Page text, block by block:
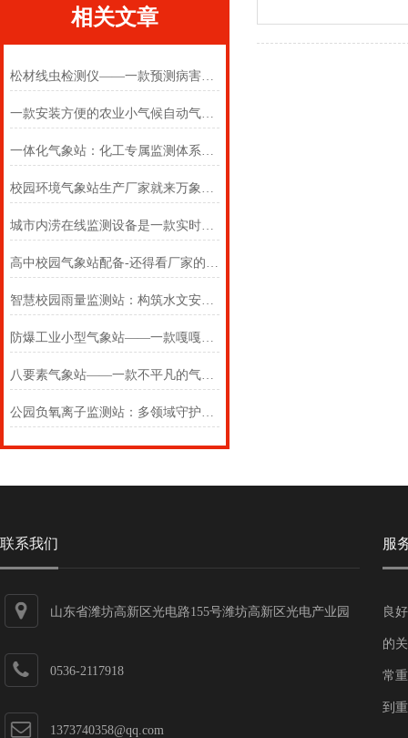
相关文章
松材线虫检测仪——一款预测病害的松材线虫病检测仪2024(万象推送)
一款安装方便的农业小气候自动气象监测系统#2023已更新
一体化气象站：化工专属监测体系，筑牢化工厂安全气象防线
校园环境气象站生产厂家就来万象环境，校园科普气象站方案很周全
城市内涝在线监测设备是一款实时监测的城市内涝监测预警系统
高中校园气象站配备-还得看厂家的建立校园气象站实施方案
智慧校园雨量监测站：构筑水文安全智慧防线
防爆工业小型气象站——一款嘎嘎好用的防爆五参数气象站#带防爆证
八要素气象站——一款不平凡的气象环境监测站2025(万象推送)
公园负氧离子监测站：多领域守护生态与健康的科技哨兵
联系我们
山东省潍坊高新区光电路155号潍坊高新区光电产业园
0536-2117918
1373740358@qq.com
服
良
的
常
到